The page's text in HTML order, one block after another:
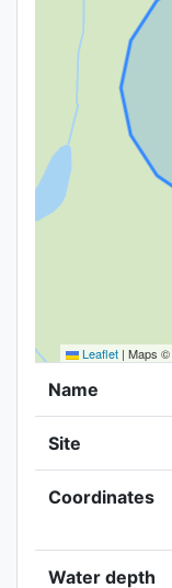
Leaflet | Maps ©
Name
Site
Coordinates
Water depth